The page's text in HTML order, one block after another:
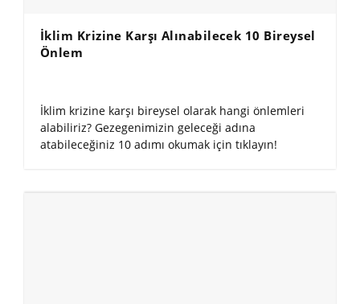
İklim Krizine Karşı Alınabilecek 10 Bireysel
Önlem
İklim krizine karşı bireysel olarak hangi önlemleri
alabiliriz? Gezegenimizin geleceği adına
atabileceğiniz 10 adımı okumak için tıklayın!